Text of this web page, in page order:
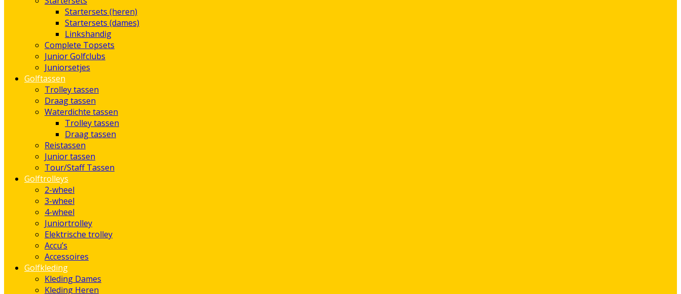
Startersets (heren)
Startersets (dames)
Linkshandig
Complete Topsets
Junior Golfclubs
Juniorsetjes
Golftassen
Trolley tassen
Draag tassen
Waterdichte tassen
Trolley tassen
Draag tassen
Reistassen
Junior tassen
Tour/Staff Tassen
Golftrolleys
2-wheel
3-wheel
4-wheel
Juniortrolley
Elektrische trolley
Accu’s
Accessoires
Golfkleding
Kleding Dames
Kleding Heren